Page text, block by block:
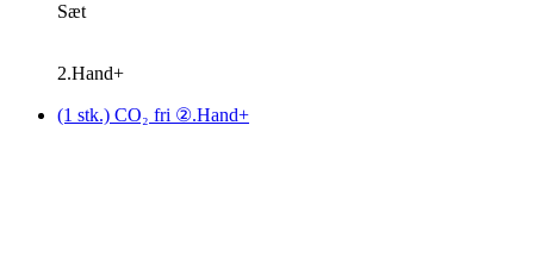
Sæt
2.Hand+
(1 stk.) CO₂ fri ②.Hand+